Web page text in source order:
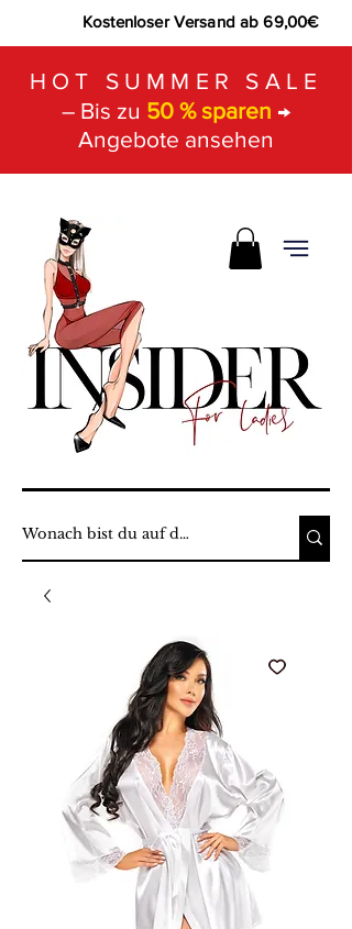
Kostenloser Versand ab 69,00€
HOT SUMMER SALE
– Bis zu 50 % sparen →
Angebote ansehen